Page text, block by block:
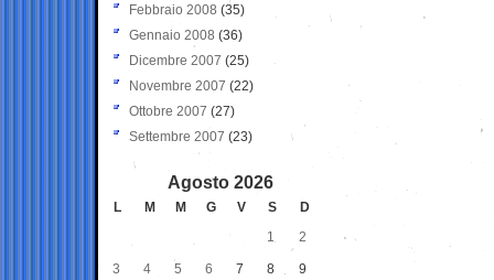
Febbraio 2008 (35)
Gennaio 2008 (36)
Dicembre 2007 (25)
Novembre 2007 (22)
Ottobre 2007 (27)
Settembre 2007 (23)
Agosto 2026
L M M G V S
D
1
2
3 4 5 6 7 8 9